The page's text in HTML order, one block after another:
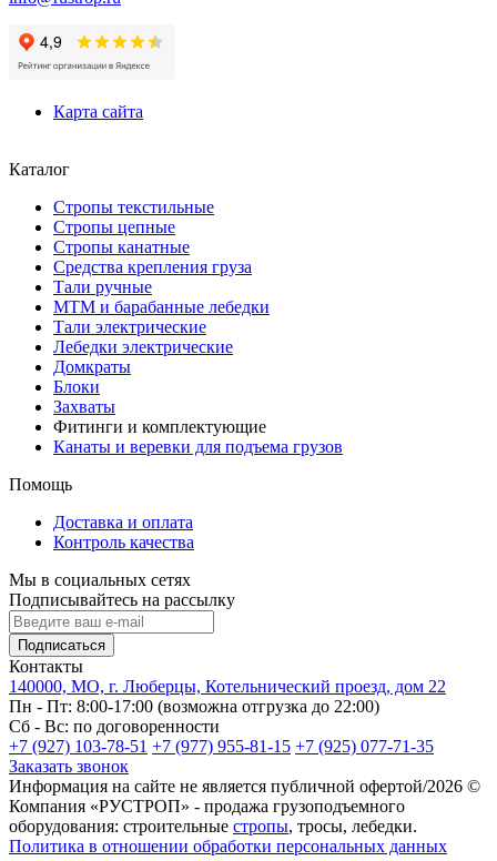
Карта сайта
Каталог
Стропы текстильные
Стропы цепные
Стропы канатные
Средства крепления груза
Тали ручные
МТМ и барабанные лебедки
Тали электрические
Лебедки электрические
Домкраты
Блоки
Захваты
Фитинги и комплектующие
Канаты и веревки для подъема грузов
Помощь
Доставка и оплата
Контроль качества
Мы в социальных сетях
Подписывайтесь на рассылку
Подписаться
Контакты
140000, МО, г. Люберцы, Котельнический проезд, дом 22
Пн - Пт: 8:00-17:00 (возможна отгрузка до 22:00)
Сб - Вс: по договоренности
+7 (927) 103-78-51 +7 (977) 955-81-15 +7 (925) 077-71-35
Заказать звонок
Информация на сайте не является публичной офертой/2026 ©
Компания «РУСТРОП» - продажа грузоподъемного
оборудования: строительные стропы, тросы, лебедки.
Политика в отношении обработки персональных данных